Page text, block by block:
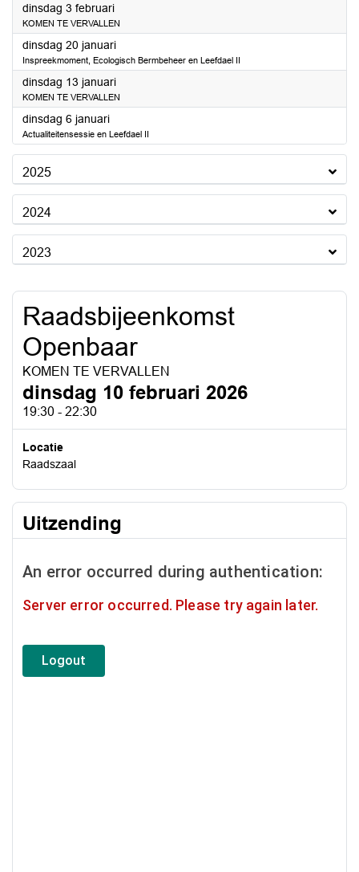
dinsdag 3 februari2026
KOMEN TE VERVALLEN
dinsdag 20 januari2026
Inspreekmoment, Ecologisch Bermbeheer en Leefdael II
dinsdag 13 januari2026
KOMEN TE VERVALLEN
dinsdag 6 januari2026
Actualiteitensessie en Leefdael II
2025
2024
2023
Raadsbijeenkomst
Openbaar
KOMEN TE VERVALLEN
dinsdag 10 februari 2026
19:30 - 22:30
Locatie
Raadszaal
Uitzending